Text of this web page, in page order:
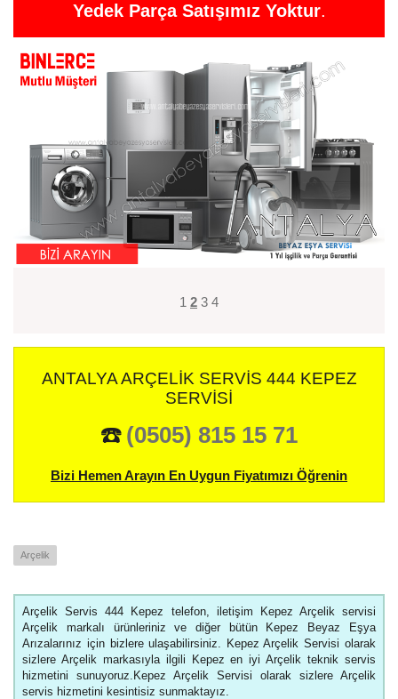
Yedek Parça Satışımız Yoktur.
1 2 3 4
ANTALYA ARÇELIK SERVIS 444 KEPEZ
SERVISI
☎️ (0505) 815 15 71
Bizi Hemen Arayın En Uygun Fiyatımızı Öğrenin
Arçelik
Arçelik Servis 444 Kepez telefon, iletişim Kepez Arçelik servisi
Arçelik markalı ürünleriniz ve diğer bütün Kepez Beyaz Eşya
Arızalarınız için bizlere ulaşabilirsiniz. Kepez Arçelik Servisi olarak
sizlere Arçelik markasıyla ilgili Kepez en iyi Arçelik teknik servis
hizmetini sunuyoruz.Kepez Arçelik Servisi olarak sizlere Arçelik
servis hizmetini kesintisiz sunmaktayız.